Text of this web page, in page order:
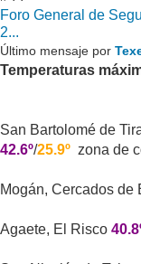
Foro General de
2...
Último mensaje por
Temperaturas
San Bartolomé de
42.6º/25.9º zona de
Mogán, Cercados de
Agaete, El Risco